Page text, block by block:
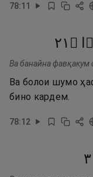
78:11
۝ ١٢
Ва банайна фавқакум
Ва болои шумо
бино кардем.
78:12